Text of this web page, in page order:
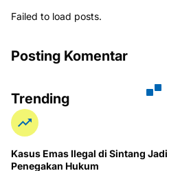
Failed to load posts.
Posting Komentar
Trending
Kasus Emas Ilegal di Sintang
Penegakan Hukum